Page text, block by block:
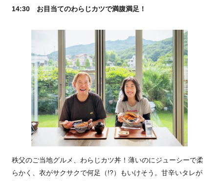
14:30 お目当てのわらじカツで満腹満足！
秩父のご当地グルメ、わらじカツ丼！薄いのにジューシーで柔
らかく、衣がサクサクで何足（!?）もいけそう。甘辛いタレが